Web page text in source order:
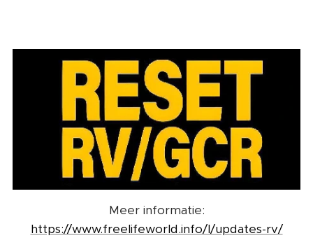
Meer informatie:
https://www.freelifeworld.info/l/updates-rv/